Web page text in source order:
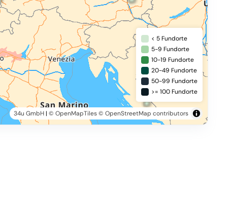
34u GmbH| © OpenMapTiles© OpenStreetMap contributors
< 5 Fundorte
5-9 Fundorte
10-19 Fundorte
20-49 Fundorte
50-99 Fundorte
>= 100 Fundorte